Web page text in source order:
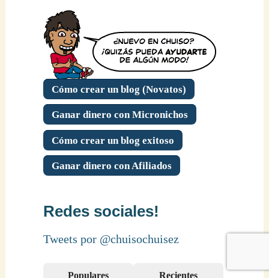
Cómo crear un blog (Novatos)
Ganar dinero con Micronichos
Cómo crear un blog exitoso
Ganar dinero con Afiliados
Redes sociales!
Tweets por @chuisochuisez
Populares Recientes